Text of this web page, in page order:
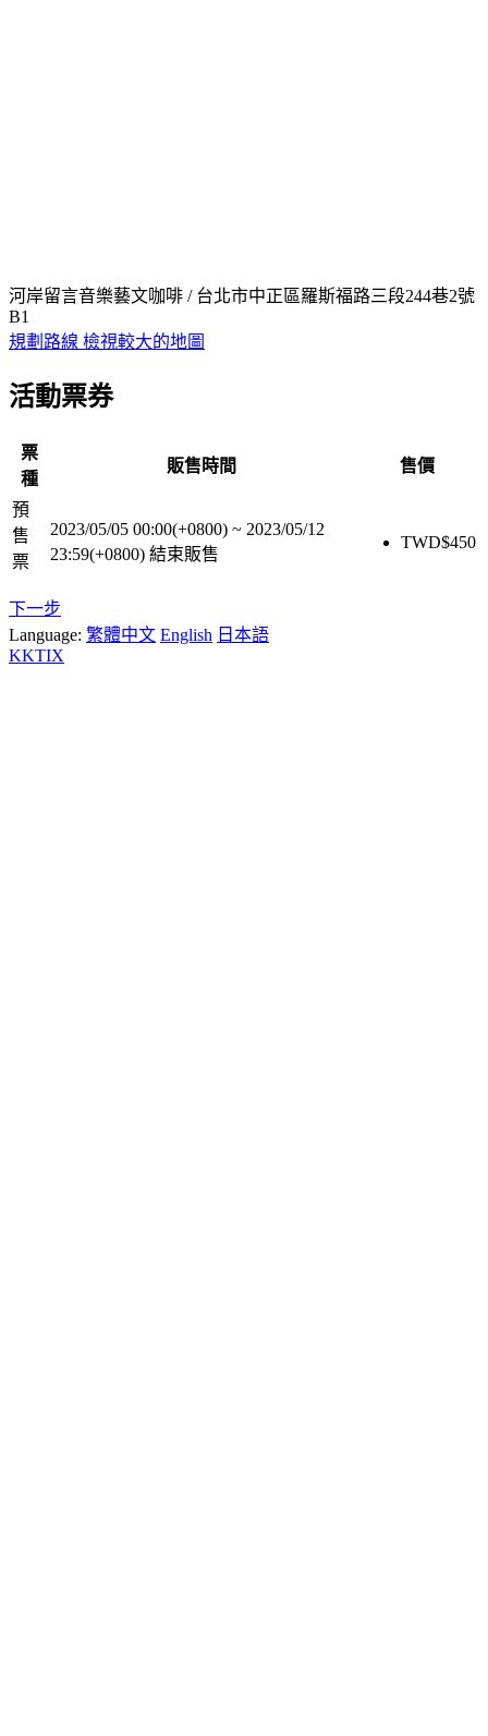
河岸留言音樂藝文咖啡 / 台北市中正區羅斯福路三段244巷2號
B1
規劃路線 檢視較大的地圖
活動票券
票
種
販售時間 售價
預
售
票
2023/05/05 00:00(+0800) ~ 2023/05/12
23:59(+0800) 結束販售
TWD$450
下一步
Language: 繁體中文 English 日本語
KKTIX